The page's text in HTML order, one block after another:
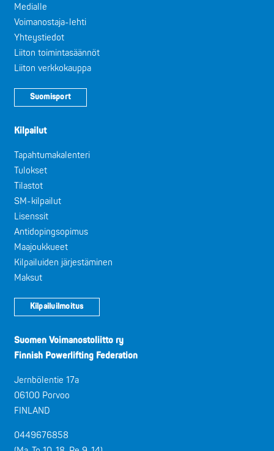
Medialle
Voimanostaja-lehti
Yhteystiedot
Liiton toimintasäännöt
Liiton verkkokauppa
Suomisport
Kilpailut
Tapahtumakalenteri
Tulokset
Tilastot
SM-kilpailut
Lisenssit
Antidopingsopimus
Maajoukkueet
Kilpailuiden järjestäminen
Maksut
Kilpailuilmoitus
Suomen Voimanostoliitto ry
Finnish Powerlifting Federation
Jernbölentie 17a
06100 Porvoo
FINLAND
0449676858